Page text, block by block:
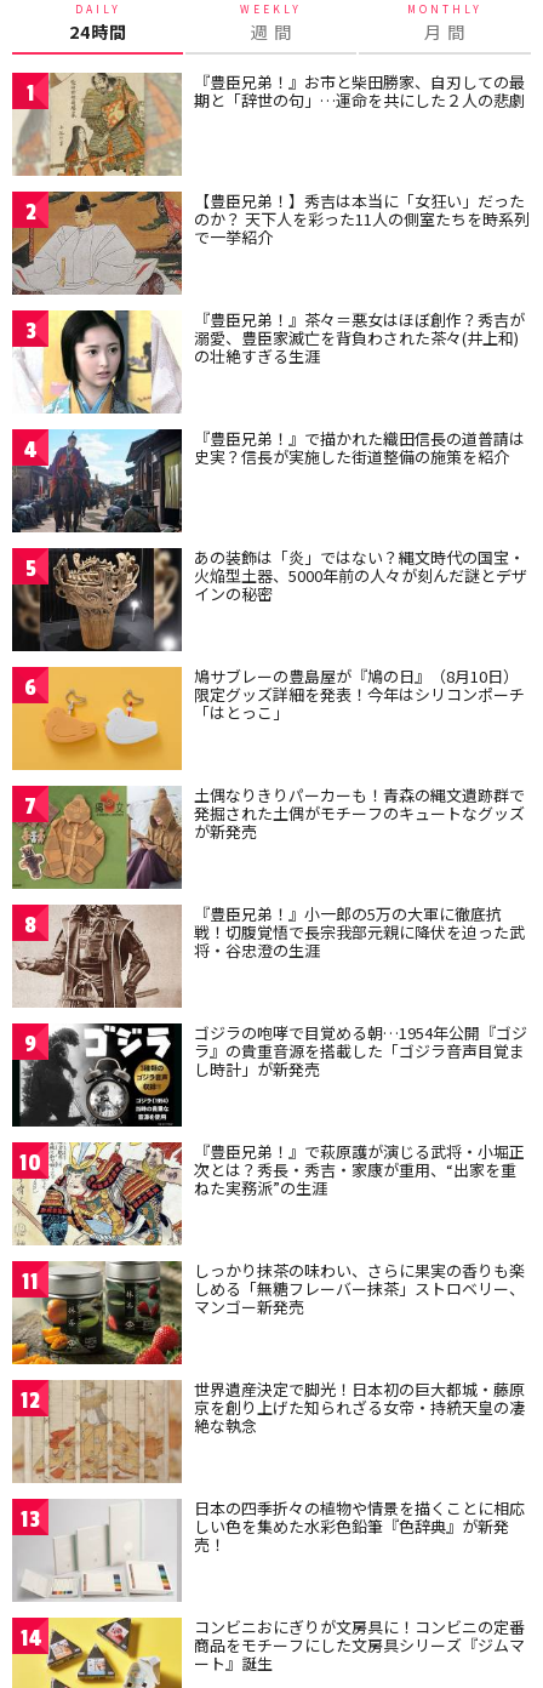
DAILY
24時間
WEEKLY
週 間
MONTHLY
月 間
1 『豊臣兄弟！』お市と柴田勝家、自刃しての最
期と「辞世の句」…運命を共にした２人の悲劇
2 【豊臣兄弟！】秀吉は本当に「女狂い」だった
のか？ 天下人を彩った11人の側室たちを時系列
で一挙紹介
3 『豊臣兄弟！』茶々＝悪女はほぼ創作？秀吉が
溺愛、豊臣家滅亡を背負わされた茶々(井上和)
の壮絶すぎる生涯
4 『豊臣兄弟！』で描かれた織田信長の道普請は
史実？信長が実施した街道整備の施策を紹介
5 あの装飾は「炎」ではない？縄文時代の国宝・
火焔型土器、5000年前の人々が刻んだ謎とデザ
インの秘密
6 鳩サブレーの豊島屋が『鳩の日』（8月10日）
限定グッズ詳細を発表！今年はシリコンポーチ
「はとっこ」
7 土偶なりきりパーカーも！青森の縄文遺跡群で
発掘された土偶がモチーフのキュートなグッズ
が新発売
8 『豊臣兄弟！』小一郎の5万の大軍に徹底抗
戦！切腹覚悟で長宗我部元親に降伏を迫った武
将・谷忠澄の生涯
9 ゴジラの咆哮で目覚める朝…1954年公開『ゴジ
ラ』の貴重音源を搭載した「ゴジラ音声目覚ま
し時計」が新発売
10 『豊臣兄弟！』で萩原護が演じる武将・小堀正
次とは？秀長・秀吉・家康が重用、“出家を重
ねた実務派”の生涯
11 しっかり抹茶の味わい、さらに果実の香りも楽
しめる「無糖フレーバー抹茶」ストロベリー、
マンゴー新発売
12 世界遺産決定で脚光！日本初の巨大都城・藤原
京を創り上げた知られざる女帝・持統天皇の凄
絶な執念
13 日本の四季折々の植物や情景を描くことに相応
しい色を集めた水彩色鉛筆『色辞典』が新発
売！
14 コンビニおにぎりが文房具に！コンビニの定番
商品をモチーフにした文房具シリーズ『ジムマ
ート』誕生